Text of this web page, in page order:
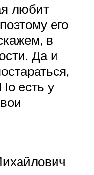
любит
его
в
Да и
есть у